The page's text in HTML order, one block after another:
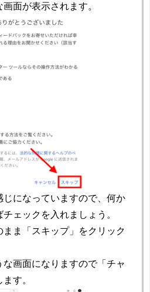
面が表示されます。
じになっていますので、何か
ェックを入れましょう。
ま「スキップ」をクリック
画面になりますので「チャ
す。